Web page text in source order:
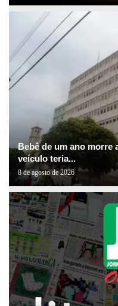
Bebê de um ano
veículo teria...
8 de agosto de 2026